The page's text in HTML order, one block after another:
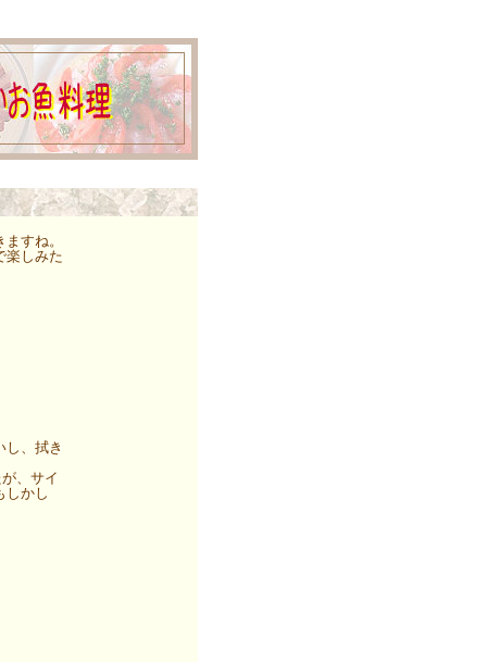
すね。
楽しみた
し、拭き
、サイ
しかし